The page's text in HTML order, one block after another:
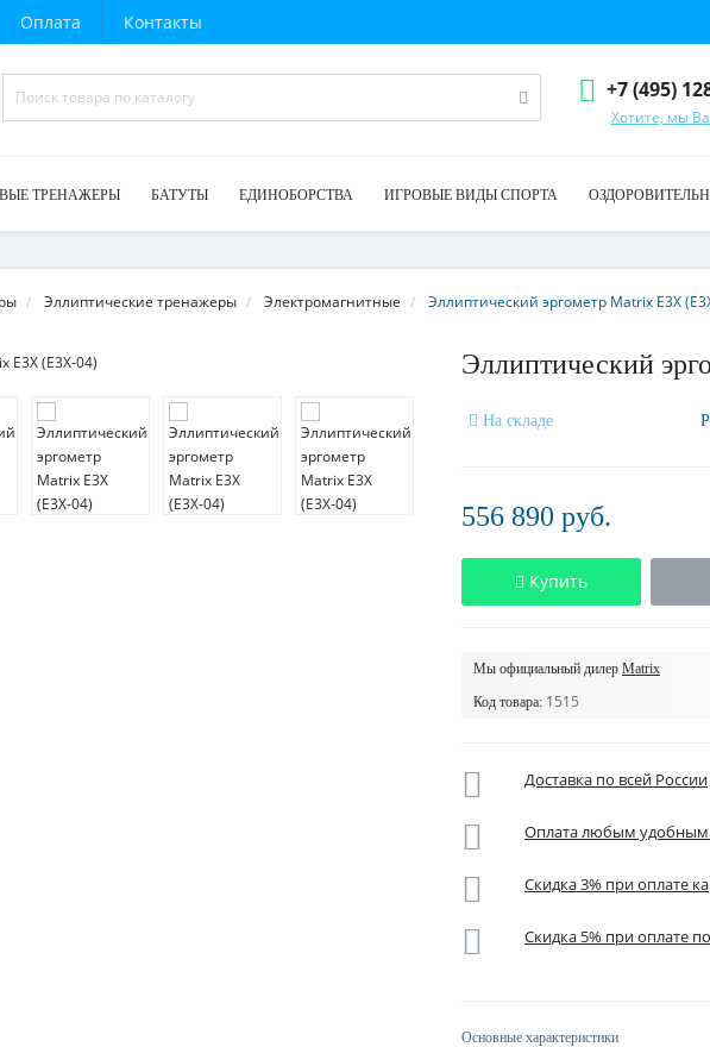
Оплата Контакты
+7 (495)
Хотите, мы
ТРЕНАЖЕРЫ БАТУТЫ ЕДИНОБОРСТВА ИГРОВЫЕ ВИДЫ СПОРТА
Эллиптические тренажеры Электромагнитные Эллиптический эргометр Matrix E3X
Эллиптический
На складе
556 890 руб.
Купить
Мы официальный дилер Matrix
Код товара: 1515
Доставка по всей России
Оплата любым
Скидка 3% при оплате
Скидка 5% при оплате
Основные характеристики